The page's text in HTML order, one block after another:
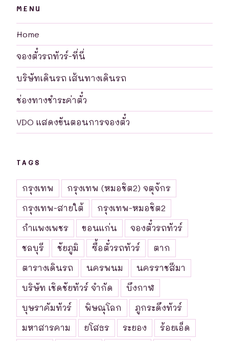
MENU
Home
จองตั๋วรถทัวร์-ที่นี่
บริษัทเดินรถ เส้นทางเดินรถ
ช่องทางชำระค่าตั๋ว
VDO แสดงขันตอนการจองตั๋ว
TAGS
กรุงเทพ
กรุงเทพ (หมอชิต2) จตุจักร
กรุงเทพ-สายใต้
กรุงเทพ-หมอชิต2
กำแพงเพชร
ขอนแก่น
จองตั๋วรถทัวร์
ชลบุรี
ชัยภูมิ ซื้อตั๋วรถทัวร์
ตาก
ตารางเดินรถ
นครพนม
นครราชสีมา
บริษัท เชิดชัยทัวร์ จำกัด
บึงกาฬ
บุษราคัมทัวร์
พิษณุโลก
ภูกระดึงทัวร์
มหาสารคาม
ยโสธร ระยอง
ร้อยเอ็ด